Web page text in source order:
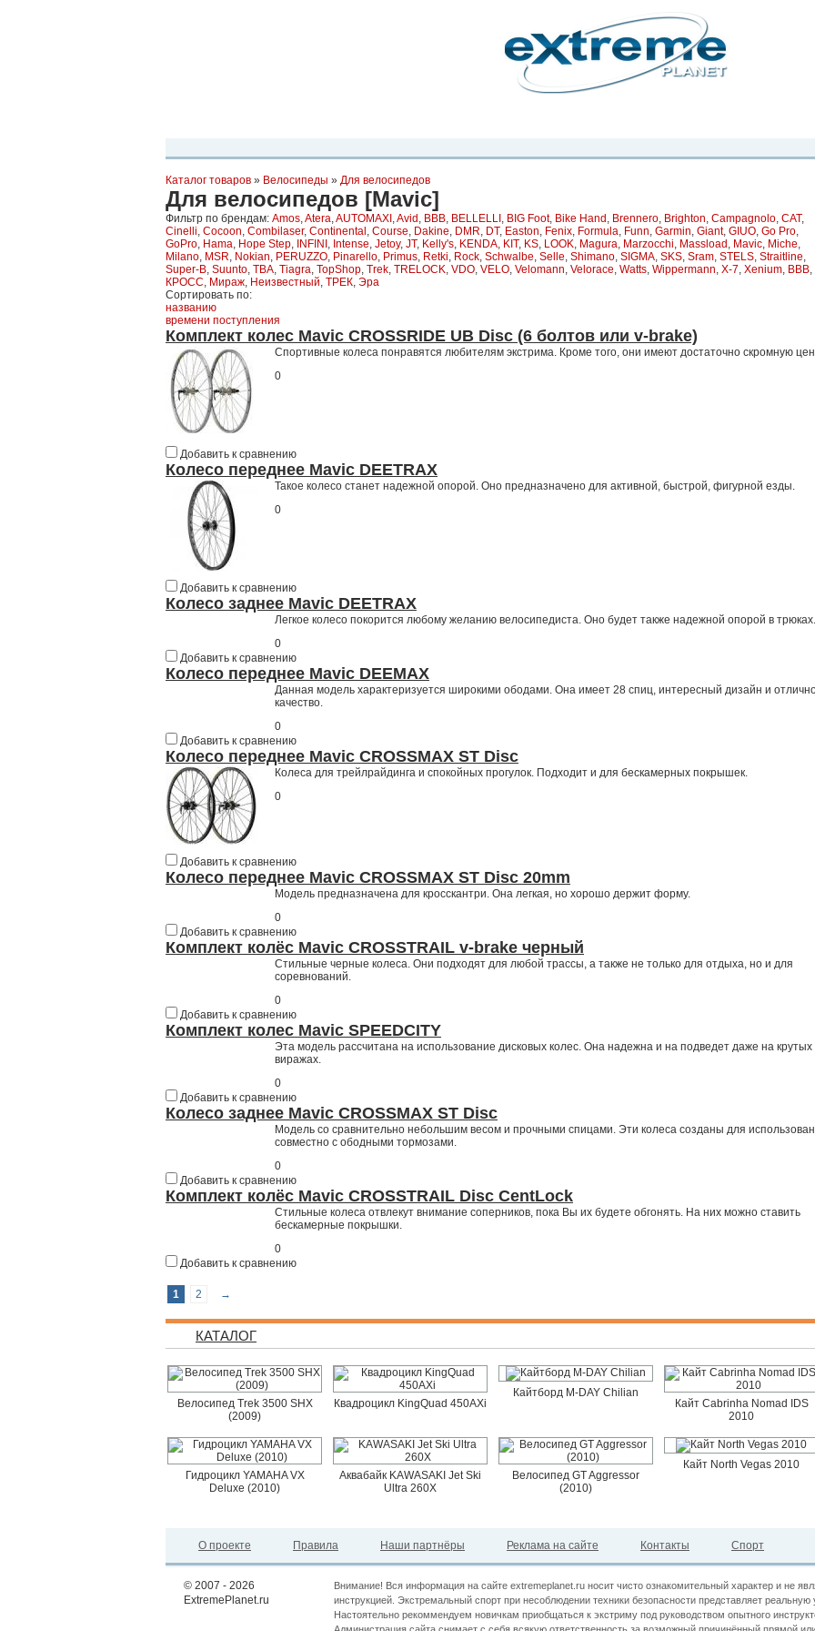
Каталог товаров » Велосипеды » Для велосипедов
Для велосипедов [Mavic]
Фильтр по брендам: Amos,Atera,AUTOMAXI ,Avid , BBB, BELLELLI , BIG Foot, Bike Hand , Brennero, Brighton, Campagnolo, CAT,
Cinelli, Cocoon, Combilaser, Continental , Course, Dakine, DMR, DT, Easton, Fenix, Formula, Funn, Garmin, Giant, GIUO, Go Pro,
GoPro, Hama, Hope Step, INFINI , Intense, Jetoy, JT, Kelly's, KENDA, KIT, KS, LOOK, Magura, Marzocchi, Massload , Mavic, Miche,
Milano, MSR, Nokian, PERUZZO, Pinarello, Primus, Retki, Rock, Schwalbe, Selle, Shimano, SIGMA, SKS, Sram, STELS, Straitline,
Super-B, Suunto, TBA, Tiagra, TopShop, Trek, TRELOCK, VDO, VELO, Velomann, Velorace, Watts, Wippermann, X-7, Xenium, ВВВ,
КРОСС, Мираж, Неизвестный, ТРЕК, Эра
Сортировать по:
названию
времени поступления
Комплект колес Mavic CROSSRIDE UB Disc (6 болтов или v-brake)
Спортивные колеса понравятся любителям экстрима. Кроме того, они имеют достаточно скромную
0
Добавить к сравнению
Колесо переднее Mavic DEETRAX
Такое колесо станет надежной опорой. Оно предназначено для активной, быстрой, фигурной езды.
0
Добавить к сравнению
Колесо заднее Mavic DEETRAX
Легкое колесо покорится любому желанию велосипедиста. Оно будет также надежной опорой в трюках.
0
Добавить к сравнению
Колесо переднее Mavic DEEMAX
Данная модель характеризуется широкими ободами. Она имеет 28 спиц, интересный дизайн и
качество.
0
Добавить к сравнению
Колесо переднее Mavic CROSSMAX ST Disc
Колеса для трейлрайдинга и спокойных прогулок. Подходит и для бескамерных покрышек.
0
Добавить к сравнению
Колесо переднее Mavic CROSSMAX ST Disc 20mm
Модель предназначена для кросскантри. Она легкая, но хорошо держит форму.
0
Добавить к сравнению
Комплект колёс Mavic CROSSTRAIL v-brake черный
Стильные черные колеса. Они подходят для любой трассы, а также не только для отдыха, но и для
соревнований.
0
Добавить к сравнению
Комплект колес Mavic SPEEDCITY
Эта модель рассчитана на использование дисковых колес. Она надежна и на подведет даже на крутых
виражах.
0
Добавить к сравнению
Колесо заднее Mavic CROSSMAX ST Disc
Модель со сравнительно небольшим весом и прочными спицами. Эти колеса созданы для
совместно с ободными тормозами.
0
Добавить к сравнению
Комплект колёс Mavic CROSSTRAIL Disc CentLock
Стильные колеса отвлекут внимание соперников, пока Вы их будете обгонять. На них можно ставить
бескамерные покрышки.
0
Добавить к сравнению
1 2 →
КАТАЛОГ
Велосипед Trek 3500 SHX
(2009)
Квадроцикл KingQuad 450AXi
Кайтборд M-DAY Chilian
Кайт Cabrinha Nomad IDS
2010
Гидроцикл YAMAHA VX
Deluxe (2010)
Аквабайк KAWASAKI Jet Ski
Ultra 260X
Велосипед GT Aggressor
(2010)
Кайт North Vegas 2010
О проекте Правила Наши партнёры Реклама на сайте Контакты Спорт
© 2007 - 2026
ExtremePlanet.ru
Внимание! Вся информация на сайте extremeplanet.ru носит чисто ознакомительный характер и не
инструкцией. Экстремальный спорт при несоблюдении техники безопасности представляет
Настоятельно рекоммендуем новичкам приобщаться к экстриму под руководством опытного